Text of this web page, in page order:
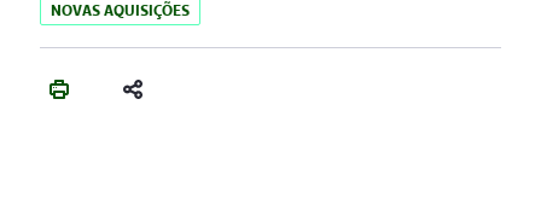
NOVAS AQUISIÇÕES